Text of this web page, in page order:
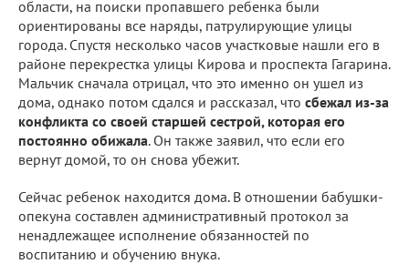
области, на поиски пропавшего ребенка были
ориентированы все наряды, патрулирующие улицы
города. Спустя несколько часов участковые нашли его в
районе перекрестка улицы Кирова и проспекта Гагарина.
Мальчик сначала отрицал, что это именно он ушел из
дома, однако потом сдался и рассказал, что сбежал из-за
конфликта со своей старшей сестрой, которая его
постоянно обижала. Он также заявил, что если его
вернут домой, то он снова убежит.
Сейчас ребенок находится дома. В отношении бабушки-
опекуна составлен административный протокол за
ненадлежащее исполнение обязанностей по
воспитанию и обучению внука.